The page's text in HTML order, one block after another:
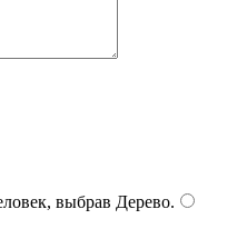
выбрав Дерево.